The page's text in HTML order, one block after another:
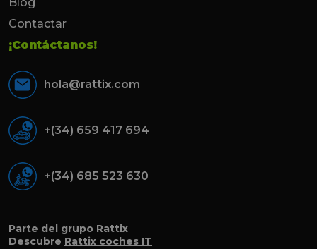
Contactar
¡Contáctanos!
hola@rattix.com
+(34) 659 417 694
+(34) 685 523 630
Parte del grupo Rattix
Descubre Rattix coches IT